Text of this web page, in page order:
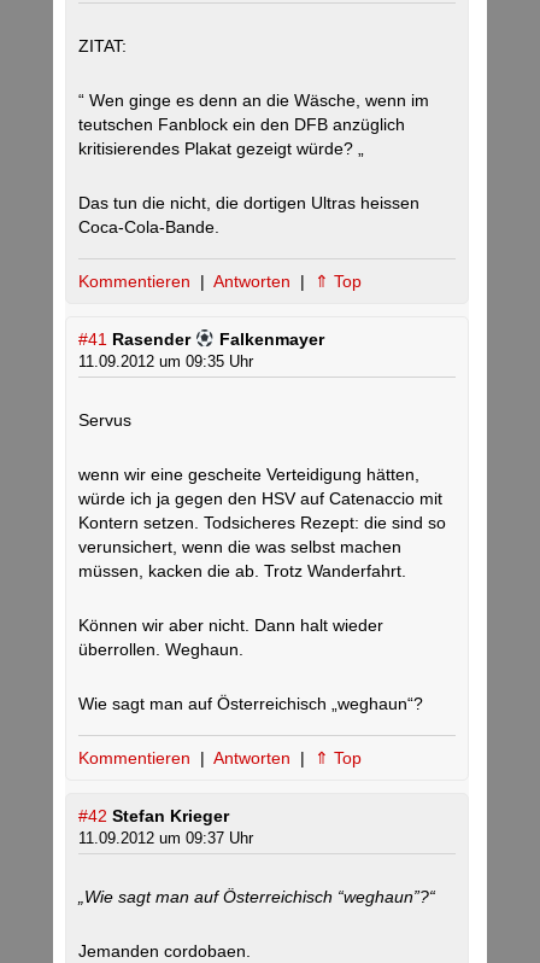
ZITAT:
“ Wen ginge es denn an die Wäsche, wenn im
teutschen Fanblock ein den DFB anzüglich
kritisierendes Plakat gezeigt würde? „
Das tun die nicht, die dortigen Ultras heissen
Coca-Cola-Bande.
Kommentieren | Antworten | ⇑ Top
#41 Rasender Falkenmayer
11.09.2012 um 09:35 Uhr
Servus
wenn wir eine gescheite Verteidigung hätten,
würde ich ja gegen den HSV auf Catenaccio mit
Kontern setzen. Todsicheres Rezept: die sind so
verunsichert, wenn die was selbst machen
müssen, kacken die ab. Trotz Wanderfahrt.
Können wir aber nicht. Dann halt wieder
überrollen. Weghaun.
Wie sagt man auf Österreichisch „weghaun“?
Kommentieren | Antworten | ⇑ Top
#42 Stefan Krieger
11.09.2012 um 09:37 Uhr
„Wie sagt man auf Österreichisch “weghaun”?“
Jemanden cordobaen.